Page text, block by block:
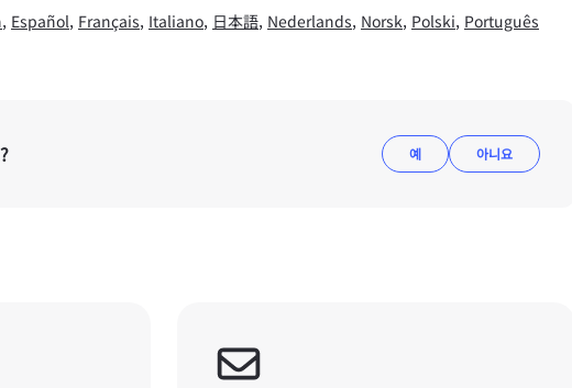
, Español, Français, Italiano, 日本語, Nederlands, Norsk, Polski, Português
예 아니요